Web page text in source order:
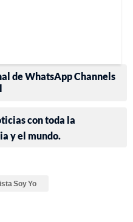
de WhatsApp Channels
con toda la
y el mundo.
Soy Yo